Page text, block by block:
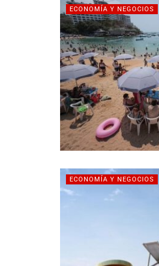
ECONOMÍA Y NEGOCIOS
ECONOMÍA Y NEGOCIOS